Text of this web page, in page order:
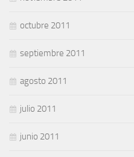
octubre 2011
septiembre 2011
agosto 2011
julio 2011
junio 2011